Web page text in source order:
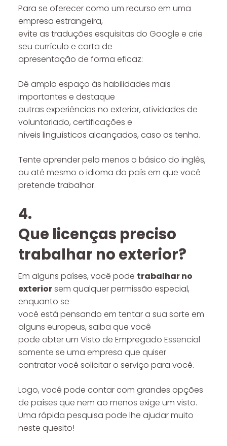
Para se oferecer como um recurso em uma
empresa estrangeira,
evite as traduções esquisitas do Google e crie
seu currículo e carta de
apresentação de forma eficaz:
Dê amplo espaço às habilidades mais
importantes e destaque
outras experiências no exterior, atividades de
voluntariado, certificações e
níveis linguísticos alcançados, caso os tenha.
Tente aprender pelo menos o básico do inglês,
ou até mesmo o idioma do país em que você
pretende trabalhar.
4.
Que licenças preciso
trabalhar no exterior?
Em alguns países, você pode trabalhar no
exteriorsem qualquer permissão especial,
enquanto se
você está pensando em tentar a sua sorte em
alguns europeus, saiba que você
pode obter um Visto de Empregado Essencial
somente se uma empresa que quiser
contratar você solicitar o serviço para você.
Logo, você pode contar com grandes opções
de países que nem ao menos exige um visto.
Uma rápida pesquisa pode lhe ajudar muito
neste quesito!